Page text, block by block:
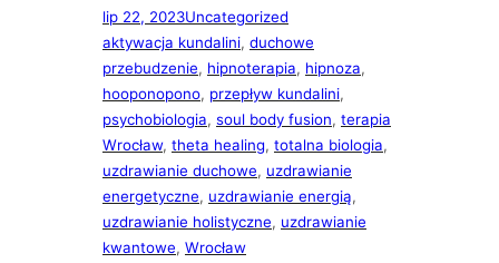
lip 22, 2023Uncategorized
aktywacja kundalini, duchowe
przebudzenie, hipnoterapia, hipnoza
hooponopono, przepływ kundalini
psychobiologia, soul body fusion, terapia
Wrocław, theta healing, totalna biologia
uzdrawianie duchowe, uzdrawianie
energetyczne, uzdrawianie energią
uzdrawianie holistyczne, uzdrawianie
kwantowe, Wrocław